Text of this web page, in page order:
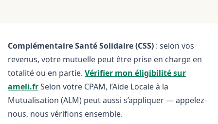
Complémentaire Santé Solidaire (CSS) : selon vos
revenus, votre mutuelle peut être prise en charge en
totalité ou en partie. Vérifier mon éligibilité sur
ameli.frSelon votre CPAM, l’Aide Locale à la
Mutualisation (ALM) peut aussi s’appliquer — appelez-
nous, nous vérifions ensemble.